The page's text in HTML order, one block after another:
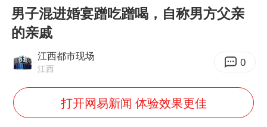
五粮液渠道价一箱上涨近百元
“深圳地面沉降致车辆损坏”不实
把党建设得更加坚强有力
男子混进婚宴蹭吃蹭喝，自称男方父亲
的亲戚
江西都市现场
江西 0
打开网易新闻 体验效果更佳